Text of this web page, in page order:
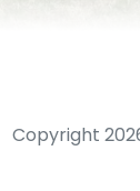
Copyright